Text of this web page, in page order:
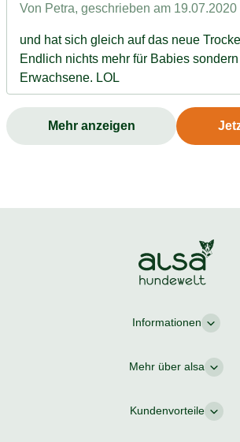
Von Petra, geschrieben am 19.07.2020
und hat sich gleich auf das neue
Endlich nichts mehr für Babies
Erwachsene. LOL
Mehr anzeigen
Informationen
Mehr über alsa
Kundenvorteile